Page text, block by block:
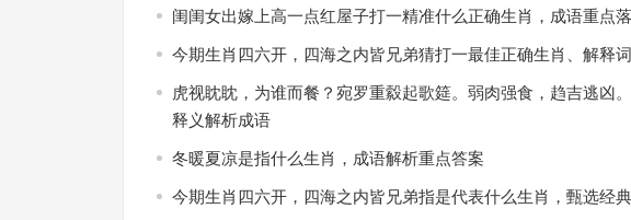
闺闺女出嫁上高一点红屋子打一精准什么正确生肖，成语重点
今期生肖四六开，四海之内皆兄弟猜打一最佳正确生肖、解释
虎视眈眈，为谁而餐？宛罗重縠起歌筵。弱肉强食，趋吉逃凶
释义解析成语
冬暖夏凉是指什么生肖，成语解析重点答案
今期生肖四六开，四海之内皆兄弟指是代表什么生肖，甄选经